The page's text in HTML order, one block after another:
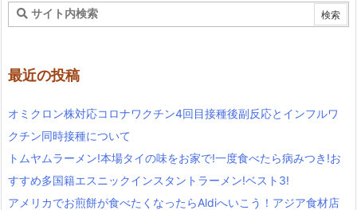
最近の投稿
オミクロン株対応コロナワクチン4回目接種後副反応とインフルワ
クチン同時接種について
トムヤムラーメン!本場タイの味をお家で!一度食べたら病みつき!お
すすめ多国籍エスニックインスタントラーメン!ベスト3!
アメリカでお煎餅が食べたくなったらAldiへいこう！アジア食材店